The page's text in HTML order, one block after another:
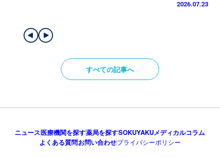
2026.07.23
すべての記事へ
ニュース医療機関を探す薬局を探すSOKUYAKUメディカルコラム
よくある質問お問い合わせプライバシーポリシー